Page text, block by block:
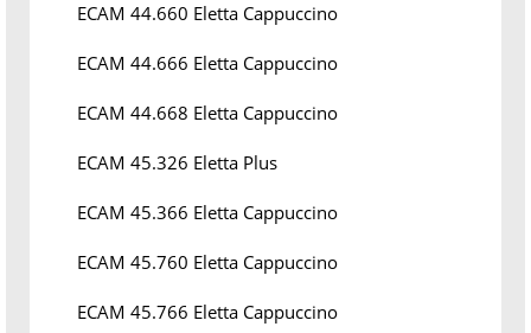
ECAM 44.660 Eletta Cappuccino
ECAM 44.666 Eletta Cappuccino
ECAM 44.668 Eletta Cappuccino
ECAM 45.326 Eletta Plus
ECAM 45.366 Eletta Cappuccino
ECAM 45.760 Eletta Cappuccino
ECAM 45.766 Eletta Cappuccino